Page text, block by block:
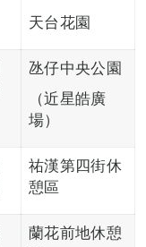
天台花園
氹仔中央公園
（近星皓廣
場）
祐漢第四街休
憩區
蘭花前地休憩